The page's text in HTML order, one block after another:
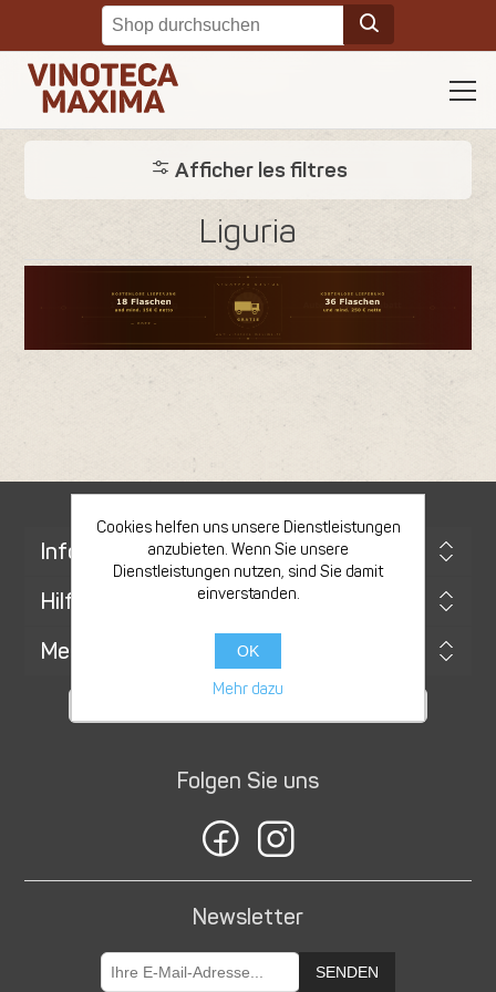
Afficher les filtres
Liguria
Information
Hilfe & Service
Mein Konto
Folgen Sie uns
Newsletter
SENDEN
Cookies helfen uns unsere Dienstleistungen
anzubieten. Wenn Sie unsere
Dienstleistungen nutzen, sind Sie damit
einverstanden.
OK
Mehr dazu